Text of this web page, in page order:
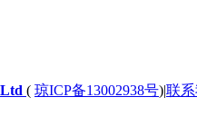
( 琼ICP备13002938号)|联